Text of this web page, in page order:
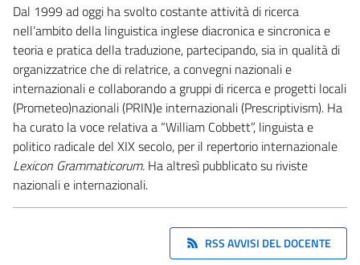
Dal 1999 ad oggi ha svolto costante attività di ricerca
nell’ambito della linguistica inglese diacronica e sincronica e
teoria e pratica della traduzione, partecipando, sia in qualità di
organizzatrice che di relatrice, a convegni nazionali e
internazionali e collaborando a gruppi di ricerca e progetti locali
(Prometeo)nazionali (PRIN)e internazionali (Prescriptivism). Ha
ha curato la voce relativa a “William Cobbett”, linguista e
politico radicale del XIX secolo, per il repertorio internazionale
Lexicon Grammaticorum. Ha altresì pubblicato su riviste
nazionali e internazionali.
RSS AVVISI DEL DOCENTE